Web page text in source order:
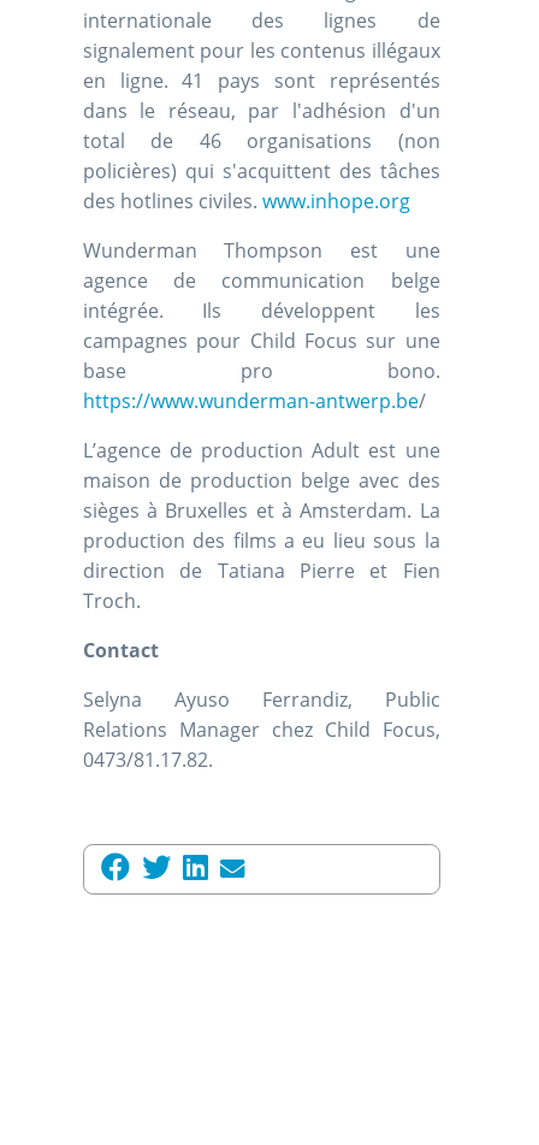
internationale des lignes de
signalement pour les contenus illégaux
en ligne. 41 pays sont représentés
dans le réseau, par l'adhésion d'un
total de 46 organisations (non
policières) qui s'acquittent des tâches
des hotlines civiles. www.inhope.org
Wunderman Thompson est une
agence de communication belge
intégrée. Ils développent les
campagnes pour Child Focus sur une
base pro bono.
https://www.wunderman-antwerp.be/
L’agence de production Adult est une
maison de production belge avec des
sièges à Bruxelles et à Amsterdam. La
production des films a eu lieu sous la
direction de Tatiana Pierre et Fien
Troch.
Contact
Selyna Ayuso Ferrandiz, Public
Relations Manager chez Child Focus,
0473/81.17.82.